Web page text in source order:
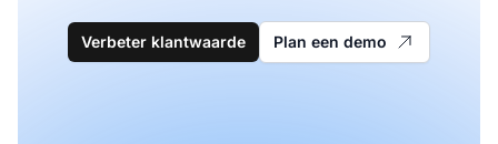
Verbeter klantwaarde Plan een demo